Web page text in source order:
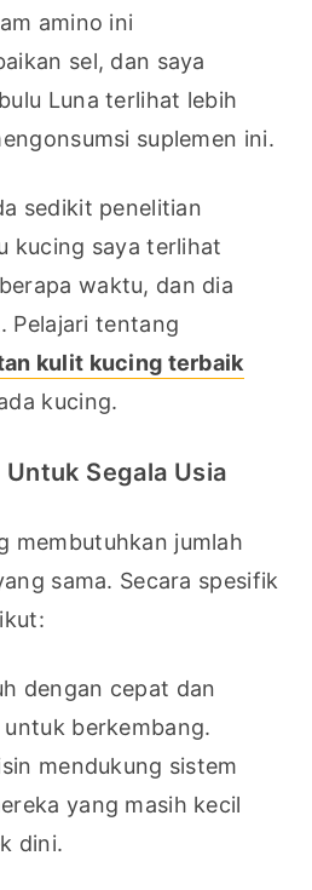
amino ini
sel, dan saya
Luna terlihat lebih
suplemen ini.
sedikit penelitian
kucing saya terlihat
waktu, dan dia
kulit kucing terbaik
kucing.
Segala Usia
membutuhkan jumlah
sama. Secara spesifik
dengan cepat dan
berkembang.
mendukung sistem
yang masih kecil
dini.